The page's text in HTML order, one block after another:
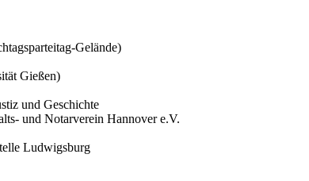
Gelände)
Gießen)
und Geschichte
und Notarverein Hannover e.V.
Ludwigsburg